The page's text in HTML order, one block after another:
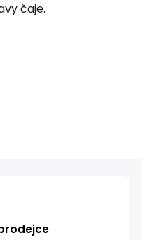
čaje.